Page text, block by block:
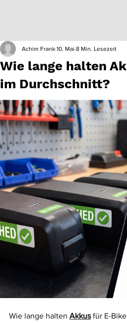
Wie lange halten
im Durchschnitt?
Achim Frank 10. Mai 8 Min. Lesezeit
Wie lange halten Akkus für E-